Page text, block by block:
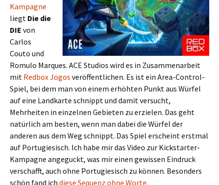
Kampagne
liegt Die die
DIE von
Carlos
Couto und
Romulo Marques. ACE Studios wird es in Zusammenarbeit
mit Redbox Jogos veröffentlichen. Es ist ein Area-Control-
Spiel, bei dem man von einem erhöhten Punkt aus Würfel
auf eine Landkarte schnippt und damit versucht,
Mehrheiten in einzelnen Gebieten zu erzielen. Das geht
natürlich am besten, wenn man dabei die Würfel der
anderen aus dem Weg schnippt. Das Spiel erscheint erstmal
auf Portugiesisch. Ich habe mir das Video zur Kickstarter-
Kampagne angeguckt, was mir einen gewissen Eindruck
verschafft, auch ohne Portugiesisch zu können. Besonders
schön fand ich diese Sequenz ohne Worte.